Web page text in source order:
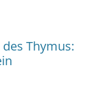
Thymus: